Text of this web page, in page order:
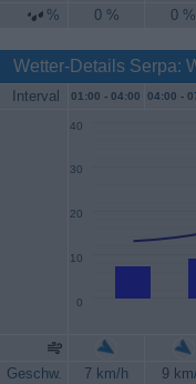
%
0 % 0 %
Wetter-Details Serpa:
Interval 01:00 - 04:00 04:00 -
0
10
20
30
40
Geschw. 7 km/h 9